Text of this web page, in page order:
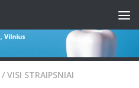
/ VISI STRAIPSNIAI